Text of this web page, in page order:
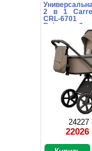
2 в 1
CRL-6701
Beige
дождевиком
24227
22026